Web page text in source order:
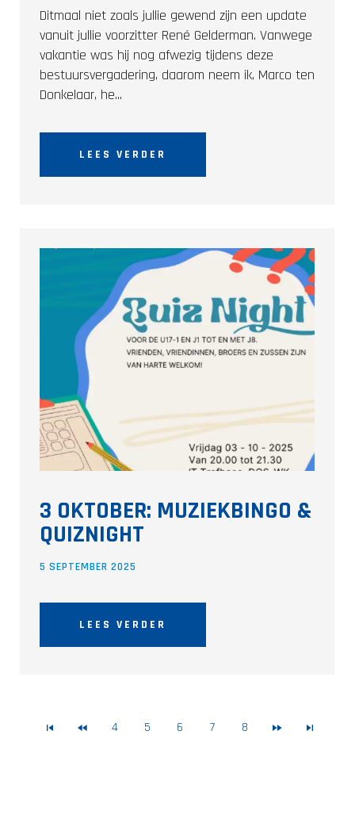
Ditmaal niet zoals jullie gewend zijn een update
vanuit jullie voorzitter René Gelderman. Vanwege
vakantie was hij nog afwezig tijdens deze
bestuursvergadering, daarom neem ik, Marco ten
Donkelaar, he...
LEES VERDER
3 OKTOBER: MUZIEKBINGO &
QUIZNIGHT
5 SEPTEMBER 2025
LEES VERDER
4 5 6 7 8